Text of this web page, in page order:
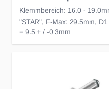
Klemmbereich: 16.0 -
"STAR", F-Max: 29.5mm,
= 9.5 + / -0.3mm